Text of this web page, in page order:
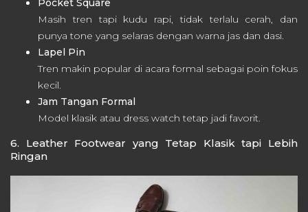
Pocket Square
Masih tren tapi kudu rapi, tidak terlalu cerah, dan
punya tone yang selaras dengan warna jas dan dasi.
Lapel Pin
Tren makin popular di acara formal sebagai poin fokus
kecil.
Jam Tangan Formal
Model klasik atau dress watch tetap jadi favorit.
6. Leather Footwear yang Tetap Klasik tapi Lebih
Ringan